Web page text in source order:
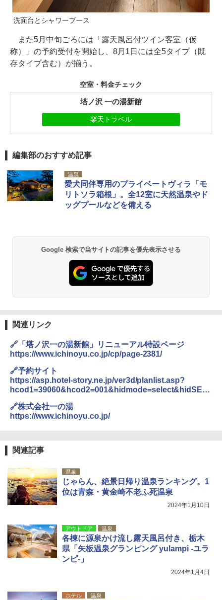
洗面台とシャワーブース
また5月中旬ごろには「露天風呂付ツイン客室（仮
称）」の予約受付を開始し、8月1日には全5タイプ（既
存タイプ含む）が揃う。
空室・料金チェック
塔ノ沢 一の湯新館
楽天トラベル
編集部のおすすめ記事
温泉
愛犬同伴専用のプライベートヴィラ「モ
リトソラ箱根」。全12室に天然温泉やド
ッグプールなどを備える
Google 検索で当サイトの記事を優先表示させる
関連リンク
🔗「塔ノ沢一の湯新館」リニューアル特設ページ
https://www.ichinoyu.co.jp/cp/page-2381/
🔗予約サイト
https://asp.hotel-story.ne.jp/ver3d/planlist.asp?
hcod1=39060&hcod2=001&hidmode=select&hidSEL
cl_au*OTQ1MDI5NDU3LjE3MDUwMzE1MTg.
🔗株式会社一の湯
https://www.ichinoyu.co.jp/
関連記事
温泉
じゃらん、絶景日帰り温泉ランキング。1
位は青森・黄金崎不老ふ死温泉
2024年1月10日
アウトドア 温泉
各棟に源泉かけ流し露天風呂付き、栃木
県「矢板温泉グランピング yulampi -ユラ
ンピ-」
2024年1月4日
ホテル 温泉